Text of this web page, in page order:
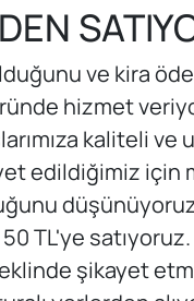
ve kira
hizmet
kaliteli
edildiğimiz için
TL'ye
şikayet